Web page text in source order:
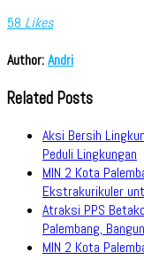
58 Likes
Author:Andri
Related Posts
Aksi Bersih
Peduli Lingkungan
MIN 2 Kota
Ekstrakurikuler
Atraksi PPS
Palembang,
MIN 2 Kota